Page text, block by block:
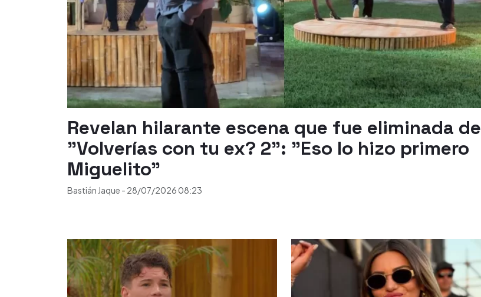
Revelan hilarante escena que fue eliminada de
"Volverías con tu ex? 2": "Eso lo hizo primero
Miguelito"
Bastián Jaque - 28/07/2026 08:23